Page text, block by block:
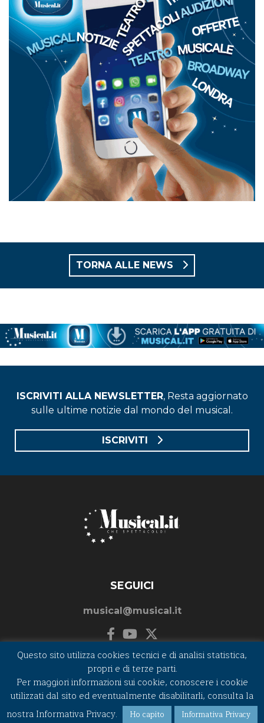
TORNA ALLE NEWS
ISCRIVITI ALLA NEWSLETTER, Resta aggiornato
sulle ultime notizie dal mondo del musical.
ISCRIVITI
SEGUICI
musical@musical.it
©2026 MUSICAL.IT - P.I. e C.F. 01262820432
DATI SOCIETARI PRIVACY & COOKIES
Questo sito utilizza cookies tecnici e di analisi statistica,
propri e di terze parti.
Per maggiori informazioni sui cookie, conoscere i cookie
utilizzati dal sito ed eventualmente disabilitarli, consulta la
nostra Informativa Privacy.
Ho capito Informativa Privacy